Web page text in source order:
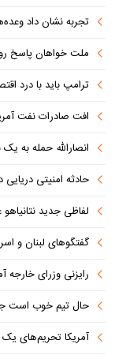
تجربه نشان داد
ملت خواهان پاسخ
ترامپ باید با درد
افت صادرات نفت آمریکا
انصارالله حمله به
حادثه امنیتی
لفاظی جدید نتانیاهو
گفتگوهای لبنان و
رایزنی وزرای خارجه
حال تیم خوب است
آمریکا تحریم‌های